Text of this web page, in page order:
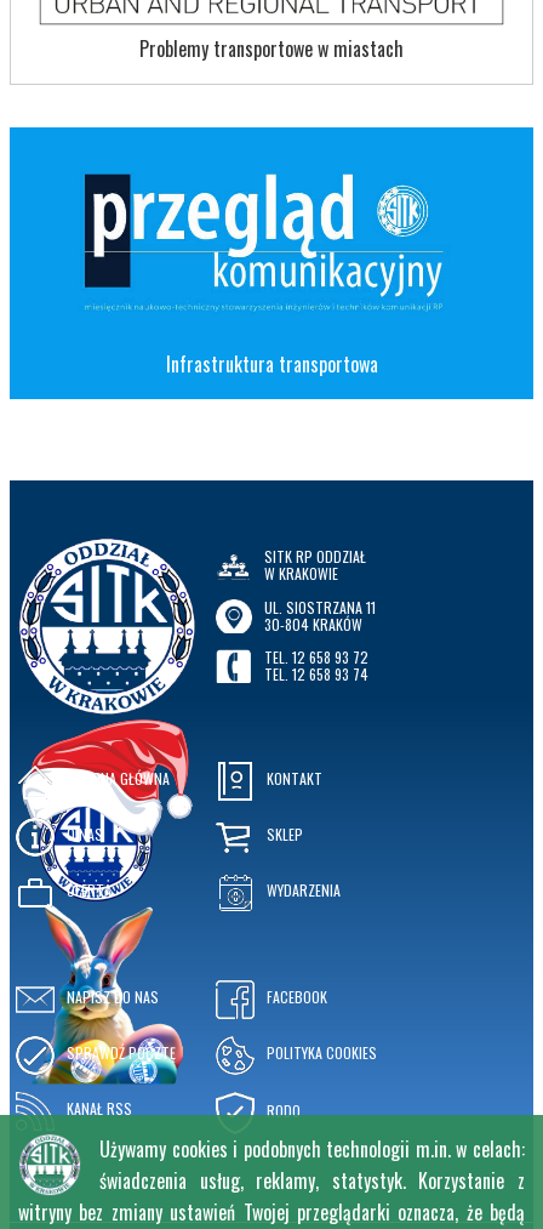
Problemy transportowe w miastach
Infrastruktura transportowa
SITK RP ODDZIAŁ
W KRAKOWIE
UL. SIOSTRZANA 11
30-804 KRAKÓW
TEL. 12 658 93 72
TEL. 12 658 93 74
STRONA GŁÓWNA
O NAS
OFERTA
KONTAKT
SKLEP
WYDARZENIA
NAPISZ DO NAS
SPRAWDŹ POCZTĘ
KANAŁ RSS
FACEBOOK
POLITYKA COOKIES
RODO
Używamy cookies i podobnych technologii m.in. w celach:
świadczenia usług, reklamy, statystyk. Korzystanie z
witryny bez zmiany ustawień Twojej przeglądarki oznacza, że będą